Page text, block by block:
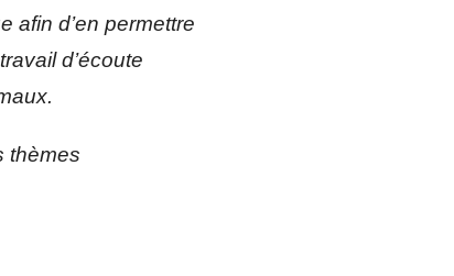
afin d’en permettre
d’écoute
thèmes